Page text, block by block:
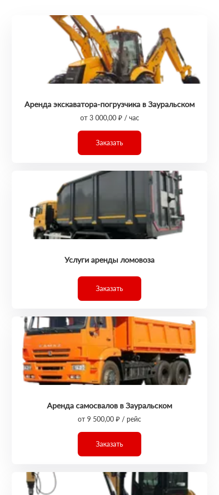
Аренда экскаватора-погрузчика в Зауральском
от 3 000,00 ₽ / час
Заказать
Услуги аренды ломовоза
Заказать
Аренда самосвалов в Зауральском
от 9 500,00 ₽ / рейс
Заказать